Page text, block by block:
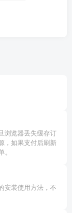
浏览器丢失缓存订
，如果支付后刷新
安装使用方法，不